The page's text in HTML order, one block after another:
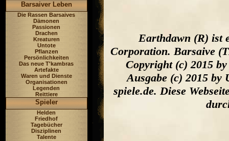
Barsaiver Leben
Die Rassen Barsaives
Dämonen
Passionen
Drachen
Kreaturen
Untote
Pflanzen
Persönlichkeiten
Das neue T'kambras
Artefakte
Waren und Dienste
Organisationen
Legenden
Reittiere
Spieler
Helden
Friedhof
Tagebücher
Disziplinen
Talente
Earthdawn (R) ist
Corporation. Barsaive
Copyright (c) 2015
Ausgabe (c) 2015 by
spiele.de. Diese